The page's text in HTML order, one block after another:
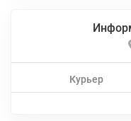
Курьер